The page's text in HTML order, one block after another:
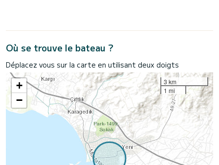
Où se trouve le bateau ?
Déplacez vous sur la carte en utilisant deux doigts
+
−
3 km
1 mi